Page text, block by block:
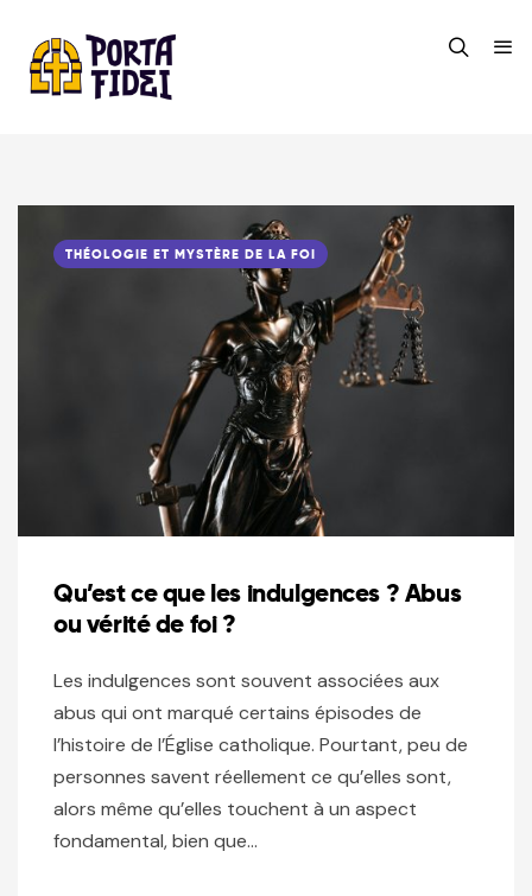
THÉOLOGIE ET MYSTÈRE DE LA FOI
Qu’est ce que les indulgences ? Abus
ou vérité de foi ?
Les indulgences sont souvent associées aux
abus qui ont marqué certains épisodes de
l’histoire de l’Église catholique. Pourtant, peu de
personnes savent réellement ce qu’elles sont,
alors même qu’elles touchent à un aspect
fondamental, bien que…